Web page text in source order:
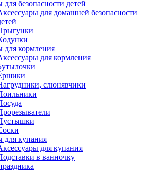
для безопасности детей
для домашней безопасности
для кормления
для кормления
слюнявчики
для купания
для купания
в ванночку